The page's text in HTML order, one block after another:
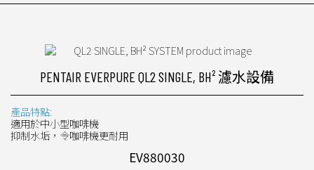
PENTAIR EVERPURE QL2 SINGLE, BH² 濾水設備
產品特點:
適用於中小型咖啡機
抑制水垢，令咖啡機更耐用
EV880030